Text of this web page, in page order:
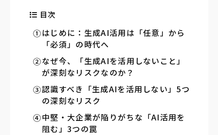
目次
はじめに：生成AI活用は「任意」から
「必須」の時代へ
なぜ今、「生成AIを活用しないこと」
が深刻なリスクなのか？
認識すべき「生成AIを活用しない」5つ
の深刻なリスク
中堅・大企業が陥りがちな「AI活用を
阻む」3つの罠